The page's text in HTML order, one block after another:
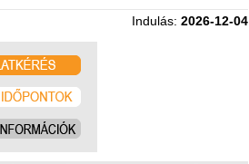
Indulás: 2026-12-04